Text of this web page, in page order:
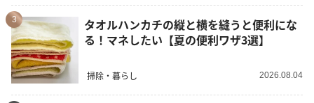
3
タオルハンカチの縦と横を縫うと便利にな
る！マネしたい【夏の便利ワザ3選】
掃除・暮らし 2026.08.04